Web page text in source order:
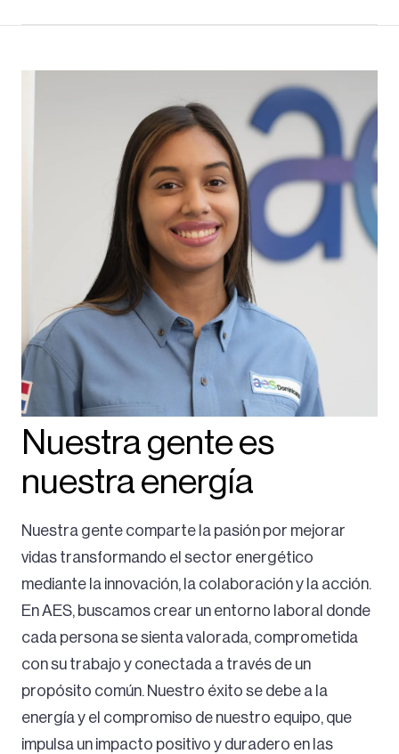
Nuestra gente es
nuestra energía
Nuestra gente comparte la pasión por mejorar
vidas transformando el sector energético
mediante la innovación, la colaboración y la acción.
En AES, buscamos crear un entorno laboral donde
cada persona se sienta valorada, comprometida
con su trabajo y conectada a través de un
propósito común. Nuestro éxito se debe a la
energía y el compromiso de nuestro equipo, que
impulsa un impacto positivo y duradero en las